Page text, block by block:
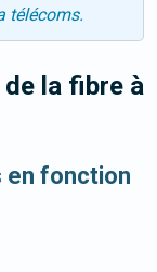
télécoms.
la fibre à
en fonction